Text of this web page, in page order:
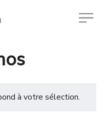
à votre sélection.